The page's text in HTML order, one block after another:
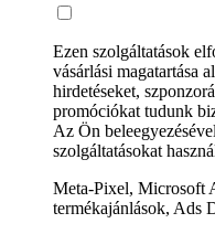
Ezen szolgáltatások
vásárlási magatartása
hirdetéseket,
promóciókat tudunk
Az Ön
szolgáltatásokat
Meta-Pixel, Microsoft
termékajánlások, Ads